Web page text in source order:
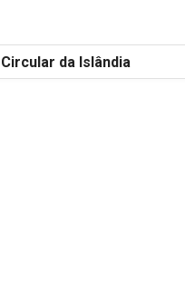
da Islândia